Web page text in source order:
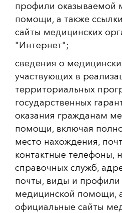
профили оказываемой
помощи, а также
сайты медицинских
"Интернет";
сведения о
участвующих в
территориальных
государственных
оказания гражданам
помощи, включая
место нахождения,
контактные телефоны,
справочных служб,
почты, виды и профили
медицинской помощи,
официальные сайты